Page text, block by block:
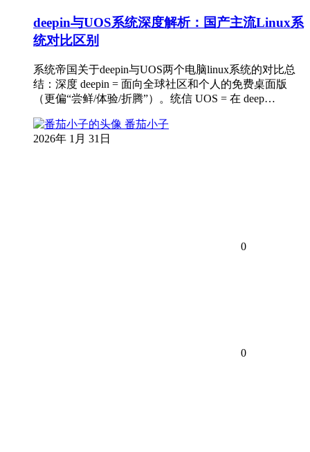
deepin与UOS系统深度解析：国产主流Linux系
统对比区别
系统帝国关于deepin与UOS两个电脑linux系统的对比总
结：深度 deepin = 面向全球社区和个人的免费桌面版
（更偏“尝鲜/体验/折腾”）。统信 UOS = 在 deep…
番茄小子
2026年 1月 31日
0
0